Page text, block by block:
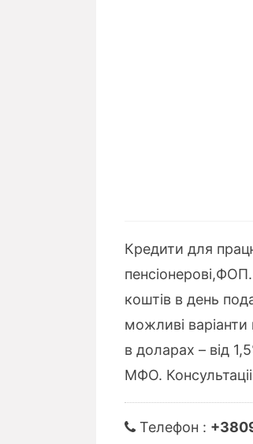
Кредити для
коштів в день
можливі
в доларах – від
МФО.
Телефон :